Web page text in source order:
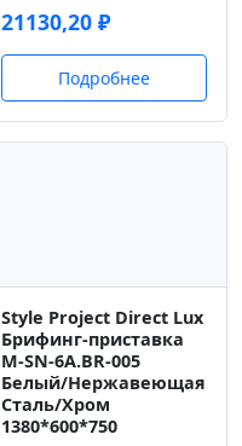
21130,20 ₽
Подробнее
Style Project Direct Lux
Брифинг-приставка
M-SN-6A.BR-005
Белый/Нержавеющая
Сталь/Хром
1380*600*750